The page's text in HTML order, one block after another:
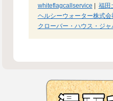
whiteflagcallservice | 福田
ヘルシーウォーター株式会
クローバー・ハウス・ジャ